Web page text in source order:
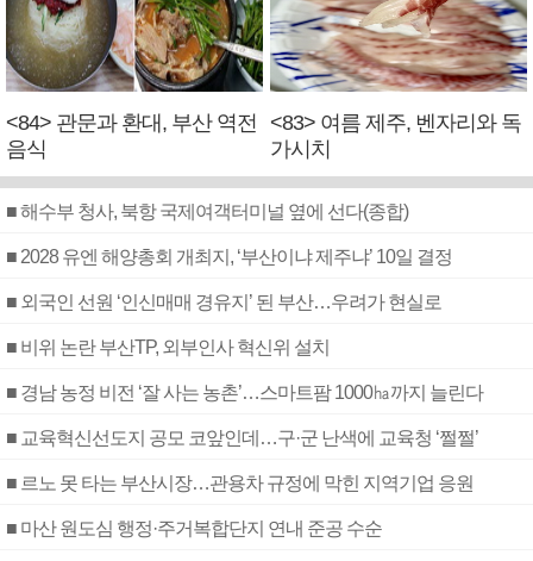
<84> 관문과 환대, 부산 역전
음식
<83> 여름 제주, 벤자리와 독
가시치
■ 해수부 청사, 북항 국제여객터미널 옆에 선다(종합)
■ 2028 유엔 해양총회 개최지, ‘부산이냐 제주냐’ 10일 결정
■ 외국인 선원 ‘인신매매 경유지’ 된 부산…우려가 현실로
■ 비위 논란 부산TP, 외부인사 혁신위 설치
■ 경남 농정 비전 ‘잘 사는 농촌’…스마트팜 1000㏊까지 늘린다
■ 교육혁신선도지 공모 코앞인데…구·군 난색에 교육청 ‘쩔쩔’
■ 르노 못 타는 부산시장…관용차 규정에 막힌 지역기업 응원
■ 마산 원도심 행정·주거복합단지 연내 준공 수순